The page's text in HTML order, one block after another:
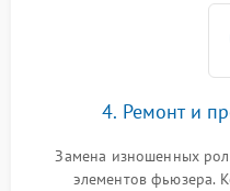
4. Ремонт и
Замена изношенных
элементов фьюзера.